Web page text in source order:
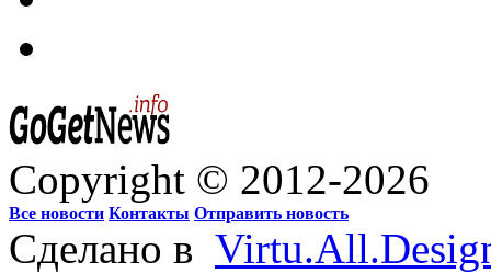
Copyright © 2012-2026
Все новости Контакты Отправить новость
Сделано в